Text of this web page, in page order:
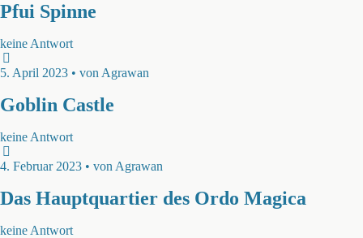
Pfui Spinne
keine Antwort
5. April 2023 • von Agrawan
Goblin Castle
keine Antwort
4. Februar 2023 • von Agrawan
Das Hauptquartier des Ordo Magica
keine Antwort